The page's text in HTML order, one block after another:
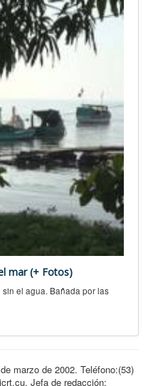
mar (+ Fotos)
el agua. Bañada por las
marzo de 2002. Teléfono:(53)
Jefa de redacción: